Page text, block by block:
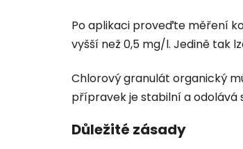
Po aplikaci proveďte měření
vyšší než 0,5 mg/l. Jedině tak
Chlorový granulát organický
přípravek je stabilní a odolává
Důležité zásady